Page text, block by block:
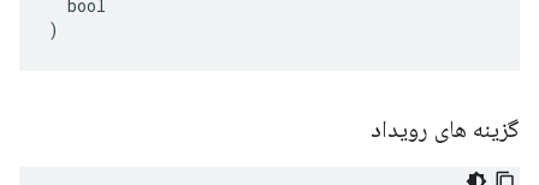
  bool
)
گزینه های رویداد